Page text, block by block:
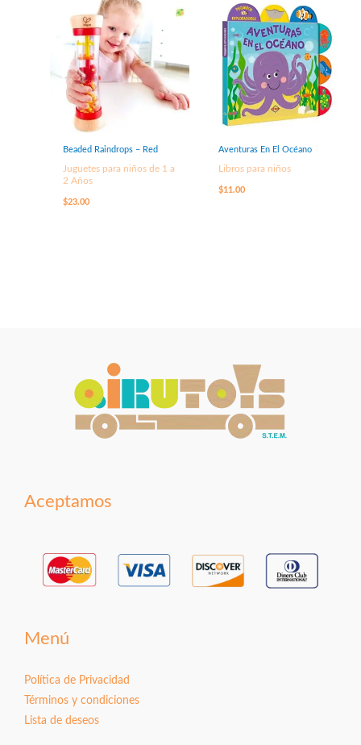
Beaded Raindrops – Red
Juguetes para niños de 1 a
2 Años
$23.00
Aventuras En El Océano
Libros para niños
$11.00
Aceptamos
Menú
Política de Privacidad
Términos y condiciones
Lista de deseos